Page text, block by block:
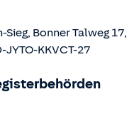
Sieg, Bonner Talweg 17,
JYTO-KKVCT-27